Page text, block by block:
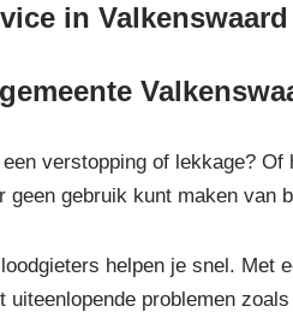
in
verstopping of lekkage?
gebruik kunt maken van
helpen je snel.
problemen